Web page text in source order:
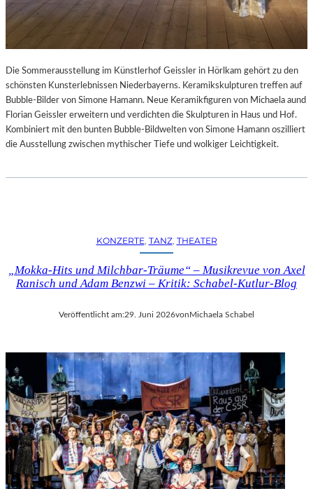
Die Sommerausstellung im Künstlerhof Geissler in Hörlkam gehört zu den
schönsten Kunsterlebnissen Niederbayerns. Keramikskulpturen treffen auf
Bubble-Bilder von Simone Hamann. Neue Keramikfiguren von Michaela aund
Florian Geissler erweitern und verdichten die Skulpturen in Haus und Hof.
Kombiniert mit den bunten Bubble-Bildwelten von Simone Hamann oszilliert
die Ausstellung zwischen mythischer Tiefe und wolkiger Leichtigkeit.
KONZERTE, TANZ, THEATER
„Mokka-Hits und Milchbar-Träume“ – Musikrevue von Axel
Ranisch und Adam Benzwi – Kritik: Schabel-Kutlur-Blog
Veröffentlicht am:29. Juni 2026vonMichaela Schabel